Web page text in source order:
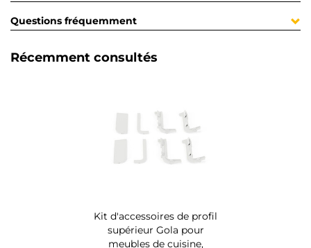
Questions fréquemment
Récemment consultés
Kit d'accessoires de profil
supérieur Gola pour
meubles de cuisine,